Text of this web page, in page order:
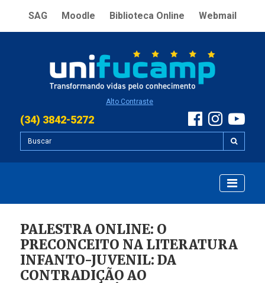
SAG Moodle Biblioteca Online Webmail
Alto Contraste
(34) 3842-5272
PALESTRA ONLINE: O
PRECONCEITO NA LITERATURA
INFANTO-JUVENIL: DA
CONTRADIÇÃO AO